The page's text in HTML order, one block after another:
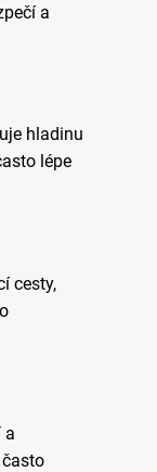
a
hladinu
lépe
cesty,
a